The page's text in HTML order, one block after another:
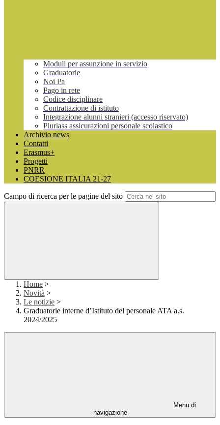
Moduli per assunzione in servizio
Graduatorie
Noi Pa
Pago in rete
Codice disciplinare
Contrattazione di istituto
Integrazione alunni stranieri (accesso riservato)
Pluriass assicurazioni personale scolastico
Archivio news
Contatti
Erasmus+
Progetti
PNRR
COESIONE ITALIA 21-27
Campo di ricerca per le pagine del sito
Home >
Novità >
Le notizie >
Graduatorie interne d’Istituto del personale ATA a.s.
2024/2025
Menu di
navigazione